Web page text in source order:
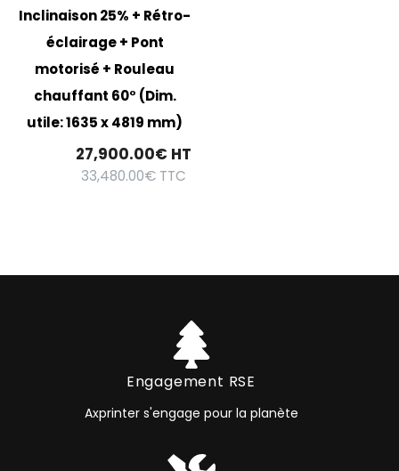
Inclinaison 25% + Rétro-
éclairage + Pont
motorisé + Rouleau
chauffant 60° (Dim.
utile: 1635 x 4819 mm)
27,900.00€ HT
33,480.00€ TTC
Engagement RSE
Axprinter s'engage pour la planète